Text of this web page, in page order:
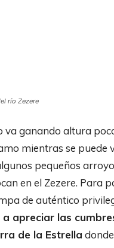
río Zezere
va ganando altura
mientras se puede
pequeños
en el Zezere. Para
de auténtico
a apreciar las
de la Estrella